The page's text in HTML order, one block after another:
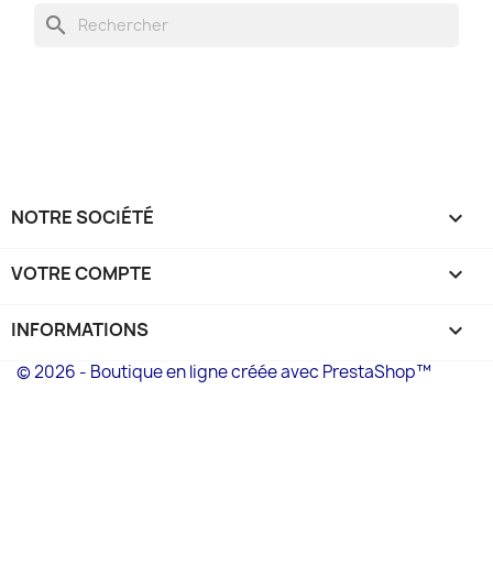
search
NOTRE SOCIÉTÉ 
VOTRE COMPTE 
INFORMATIONS keyboard_arrow_down
© 2026 - Boutique en ligne créée avec PrestaShop™